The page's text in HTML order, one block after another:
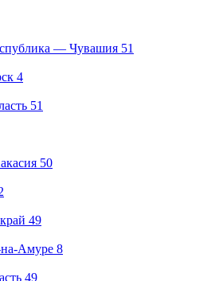
— Чувашия 51
4
51
50
49
Амуре 8
49